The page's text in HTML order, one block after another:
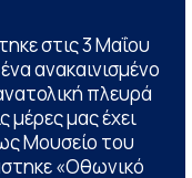
στις 3 Μαΐου
ανακαινισμένο
πλευρά
μέρες μας έχει
ως Μουσείο του
«Οθωνικό